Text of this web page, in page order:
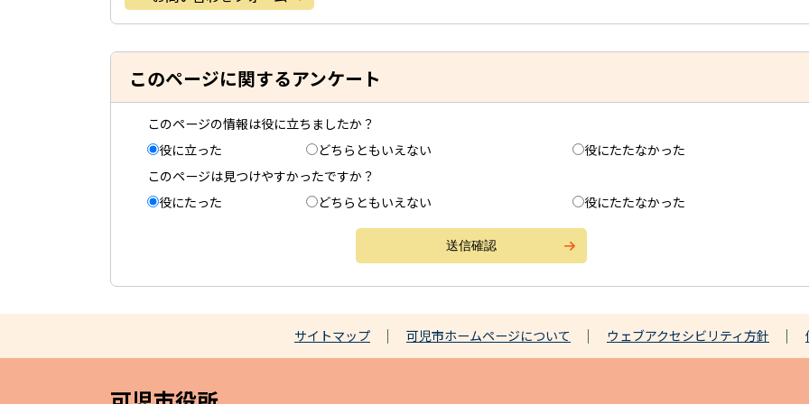
このページに関するアンケート
このページの情報は役に立ちましたか？
役に立った
どちらともいえない
役にたたなかった
このページは見つけやすかったですか？
役にたった
どちらともいえない 役にたたなかった
サイトマップ 可児市ホームページについて ウェブアクセシビリティ方針